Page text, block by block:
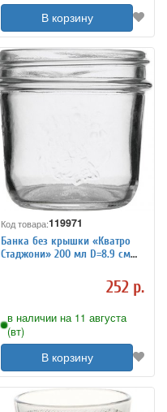
В корзину
Код товара:119971
Банка без крышки «Кватро
Стаджони» 200 мл D=8.9 см
252 р.
в наличии на 11 августа
(вт)
В корзину